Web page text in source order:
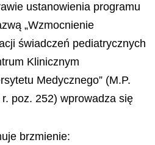
ustanowienia programu
„Wzmocnienie
świadczeń pediatrycznych
Klinicznym
Medycznego” (M.P.
poz. 252) wprowadza się
brzmienie: